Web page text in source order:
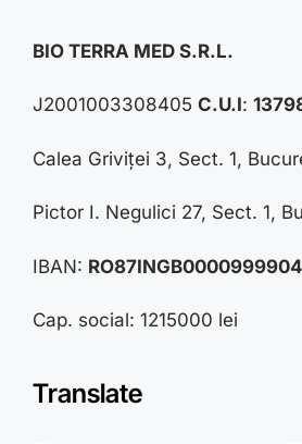
BIO TERRA MED S.R.L.
J2001003308405 C.U.I:
Calea Griviței 3, Sect. 1,
Pictor I. Negulici 27, Sect. 1,
IBAN:
Cap. social: 1215000 lei
Translate